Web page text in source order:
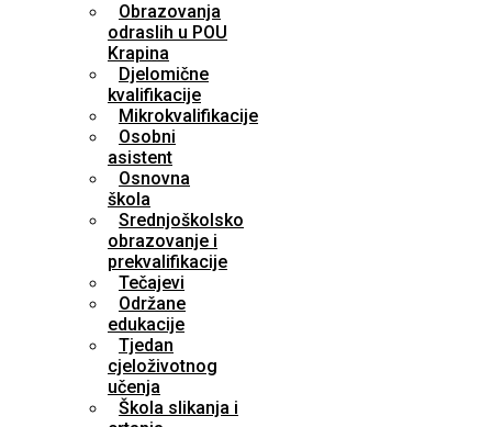
Obrazovanja
odraslih u POU
Krapina
Djelomične
kvalifikacije
Mikrokvalifikacije
Osobni
asistent
Osnovna
škola
Srednjoškolsko
obrazovanje i
prekvalifikacije
Tečajevi
Održane
edukacije
Tjedan
cjeloživotnog
učenja
Škola slikanja i